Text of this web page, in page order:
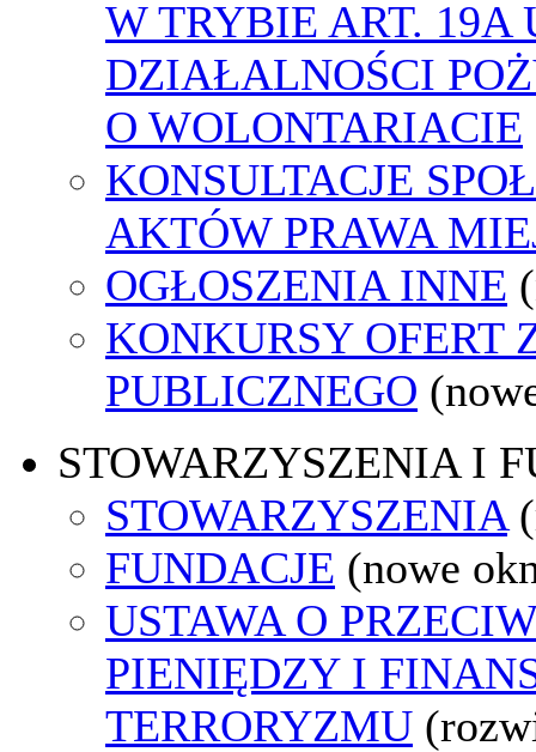
W TRYBIE ART. 19A
DZIAŁALNOŚCI
O WOLONTARIACIE
KONSULTACJE
AKTÓW PRAWA
OGŁOSZENIA INNE
KONKURSY OFERT
PUBLICZNEGO
STOWARZYSZENIA I
STOWARZYSZENIA
FUNDACJE (nowe
USTAWA O
PIENIĘDZY I
TERRORYZMU